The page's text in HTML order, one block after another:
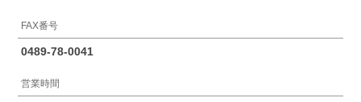
FAX番号
0489-78-0041
営業時間